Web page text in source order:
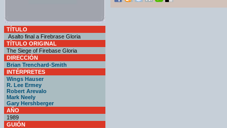
TÍTULO
Asalto final a Firebrase Gloria
TÍTULO ORIGINAL
The Siege of Firebase Gloria
DIRECCIÓN
Brian Trenchard-Smith
INTÉRPRETES
Wings Hauser
R. Lee Ermey
Robert Arevalo
Mark Neely
Gary Hershberger
AÑO
1989
GUIÓN